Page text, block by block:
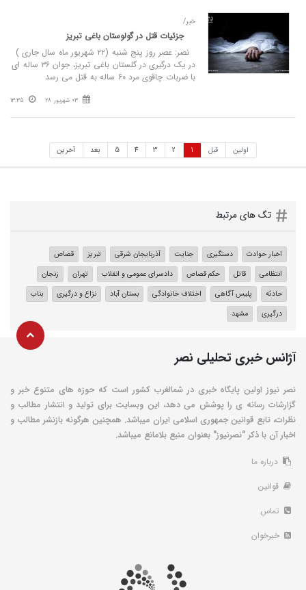
خبر/
جزئیات قتل در گولوستان باغی تبریز
نصر: عصر روز پنج شنبه (۲۲ شهریور ماه سال جاری )
در یک درگیری در گلستان باغی تبریز، جوان ۳۶ ساله ای
با ضربات چاقوی مرد ۶۰ ساله به قتل می رسد
03 شهریور 28 13:35
اولین قبل 1
2
3
4
5 بعد آخرین
تگ های مرتبط
اخبار حوادث دستگیری جنایت آذربایجان شرقی تبریز
قصاص
انتظامی
قاتل حکم قصاص دادسرای عمومی و انقلاب تهران
زنجان
حادثه
پلیس آگاهی اختلاف خانوادگی بستان آباد نزاع و درگیری
بناب
درگیری
مشهد
آژانس خبری تحلیلی نصر
نصر نیوز اولین پایگاه خبری در شمالغرب کشور است که حوزه های متنوع خبر و
گزارشات رسانه ی را پوشش می دهد، این وبسایت برای تولید و انتشار مطالب و
نظرات، تابع قوانین جمهوری اسلامی ایران میباشد. همچنین هرگونه بازنشر مطالب و
اخبار آن با ذکر "نصرنیوز" بعنوان منبع بلامانع میباشد.
درباره ما
قوانین
تماس
خبرخوان